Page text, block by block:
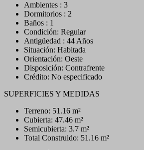
Ambientes : 3
Dormitorios : 2
Baños : 1
Condición: Regular
Antigüedad : 44 Años
Situación: Habitada
Orientación: Oeste
Disposición: Contrafrente
Crédito: No especificado
SUPERFICIES Y MEDIDAS
Terreno: 51.16 m²
Cubierta: 47.46 m²
Semicubierta: 3.7 m²
Total Construido: 51.16 m²